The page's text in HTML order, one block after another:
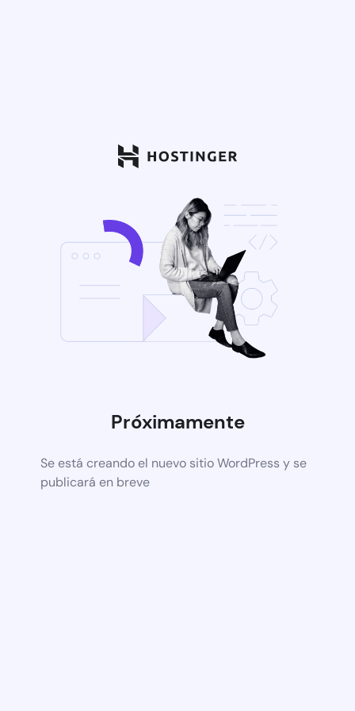
Próximamente
Se está creando el nuevo sitio WordPress y se
publicará en breve